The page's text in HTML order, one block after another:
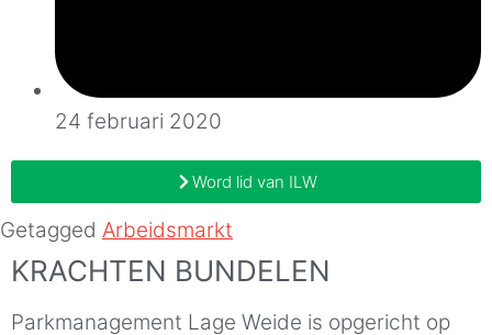
24 februari 2020
Word lid van ILW
Getagged Arbeidsmarkt
KRACHTEN BUNDELEN
Parkmanagement Lage Weide is opgericht op